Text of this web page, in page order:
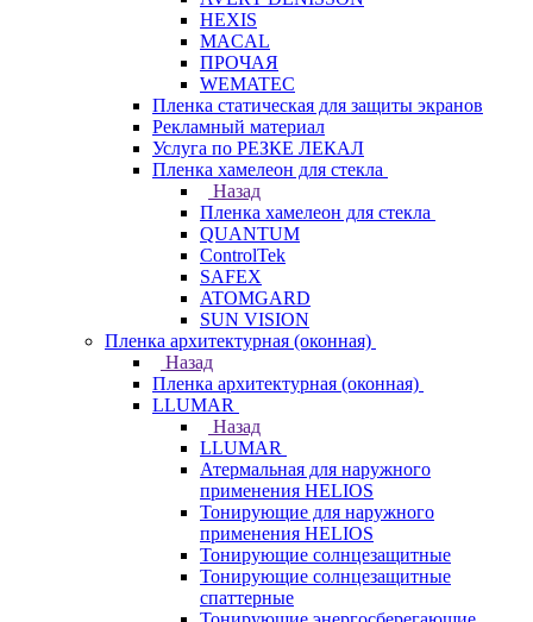
HEXIS
MACAL
ПРОЧАЯ
WEMATEC
Пленка статическая для защиты экранов
Рекламный материал
Услуга по РЕЗКЕ ЛЕКАЛ
Пленка хамелеон для стекла
Назад
Пленка хамелеон для стекла
QUANTUM
ControlTek
SAFEX
ATOMGARD
SUN VISION
Пленка архитектурная (оконная)
Назад
Пленка архитектурная (оконная)
LLUMAR
Назад
LLUMAR
Атермальная для наружного
применения HELIOS
Тонирующие для наружного
применения HELIOS
Тонирующие солнцезащитные
Тонирующие солнцезащитные
спаттерные